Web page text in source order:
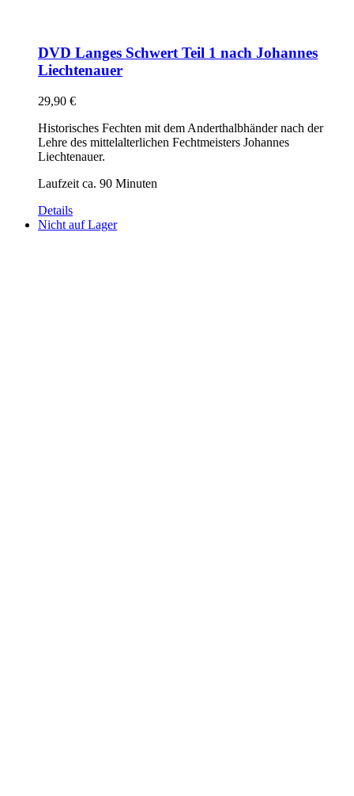
DVD Langes Schwert Teil 1 nach Johannes
Liechtenauer
29,90 €
Historisches Fechten mit dem Anderthalbhänder nach der
Lehre des mittelalterlichen Fechtmeisters Johannes
Liechtenauer.
Laufzeit ca. 90 Minuten
Details
Nicht auf Lager